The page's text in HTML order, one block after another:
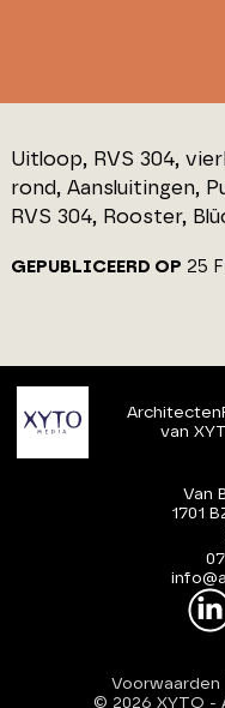
Uitloop, RVS 304,
rond, Aansluitingen,
RVS 304, Rooster,
GEPUBLICEERD OP 25
van
Van
1701
Voorwaarden
© 2026 XYTO -